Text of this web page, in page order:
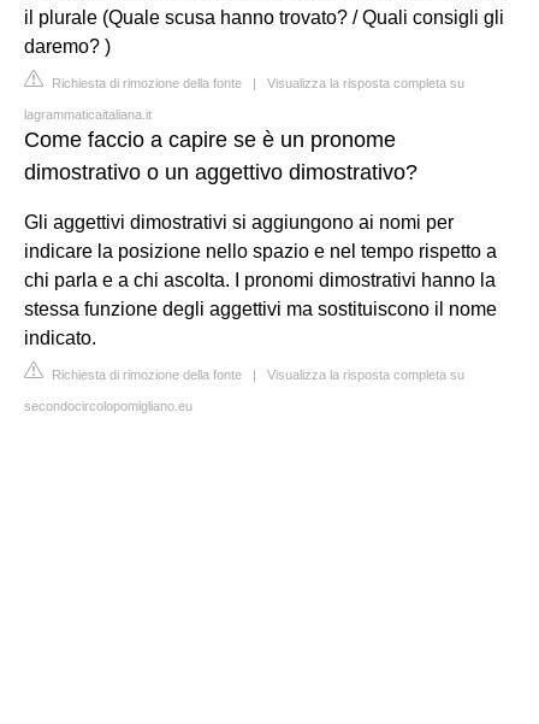
il plurale (Quale scusa hanno trovato? / Quali consigli gli
daremo? )
Richiesta di rimozione della fonte | Visualizza la risposta completa su
lagrammaticaitaliana.it
Come faccio a capire se è un pronome
dimostrativo o un aggettivo dimostrativo?
Gli aggettivi dimostrativi si aggiungono ai nomi per
indicare la posizione nello spazio e nel tempo rispetto a
chi parla e a chi ascolta. I pronomi dimostrativi hanno la
stessa funzione degli aggettivi ma sostituiscono il nome
indicato.
Richiesta di rimozione della fonte | Visualizza la risposta completa su
secondocircolopomigliano.eu